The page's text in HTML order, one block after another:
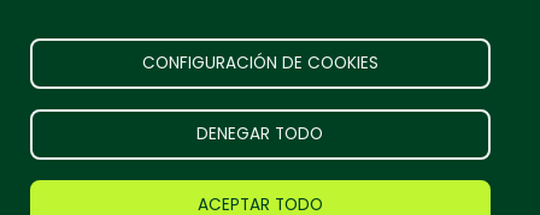
CONFIGURACIÓN DE COOKIES
DENEGAR TODO
ACEPTAR TODO
Aviso legal
TurismoRural Internet S.L. |2026 Todos los derechos